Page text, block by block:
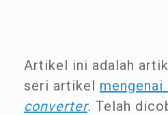
Artikel ini adalah
seri artikel mengenai
converter. Telah